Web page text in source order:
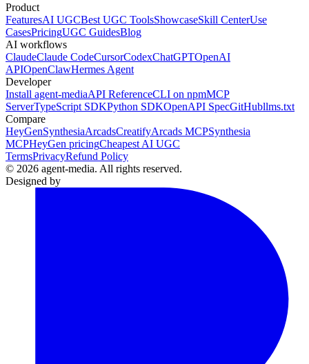
Product
FeaturesAI UGCBest UGC ToolsShowcaseSkill CenterUse
CasesPricingUGC GuidesBlog
AI workflows
ClaudeClaude CodeCursorCodexChatGPTOpenAI
APIOpenClawHermes Agent
Developer
Install agent-mediaAPI ReferenceCLI on npmMCP
ServerTypeScript SDKPython SDKOpenAPI SpecGitHubllms.txt
Compare
HeyGenSynthesiaArcadsCreatifyArcads MCPSynthesia
MCPHeyGen pricingCheapest AI UGC
TermsPrivacyRefund Policy
© 2026 agent-media. All rights reserved.
Designed by